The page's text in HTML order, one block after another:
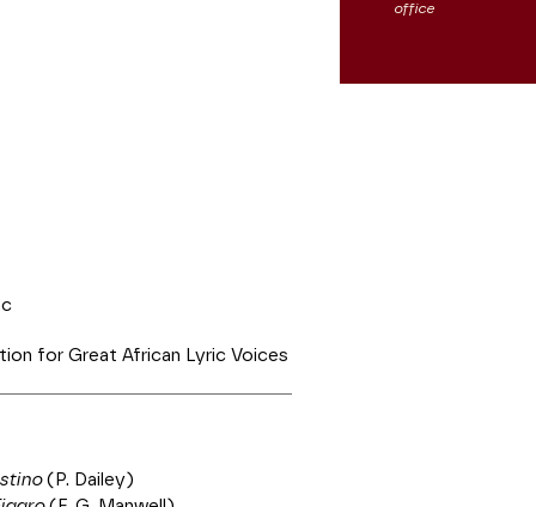
for Great African Lyric Voices
(P. Dailey)
office